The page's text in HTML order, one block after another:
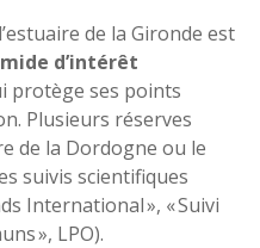
de la Gironde est
d’intérêt
protège ses points
Plusieurs réserves
de la Dordogne ou le
suivis scientifiques
International », « Suivi
», LPO).